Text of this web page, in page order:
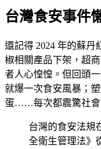
台灣食安事件
還記得 2024 年的蘇
椒相關產品下架，超
者人心惶惶。但回頭
就爆一次食安風暴；
蛋……每次都震驚社會
台灣的食安法規
全衛生管理法》